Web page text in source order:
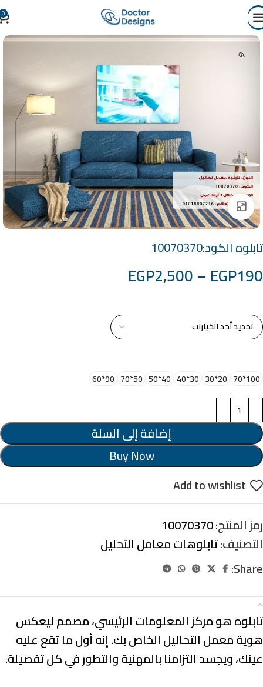
0
Click to enlarge
تابلوه الكود:10070370
EGP190
–
EGP2,500
100*70
20*30
30*40
40*50
50*70
90*60
إضافة إلى السلة
Buy Now
Add to wishlist
رمز المنتج:10070370
التصنيف:تابلوهات معامل التحليل
Share:
تابلوه هو مركز المعلومات الرئيسي، مصمم ليعكس
هوية معمل التحاليل الخاص بك. إنه أول ما تقع عليه
عينك، ويجسد التزامنا بالمهنية والتطور في كل تفصيلة.